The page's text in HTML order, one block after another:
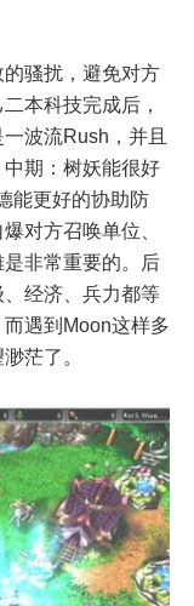
骚扰，避免对方
本科技完成后，
波流Rush，并且
期：树妖能很好
能更好的协助防
对方召唤单位、
非常重要的。后
经济、兵力都等
遇到Moon这样多
茫了。